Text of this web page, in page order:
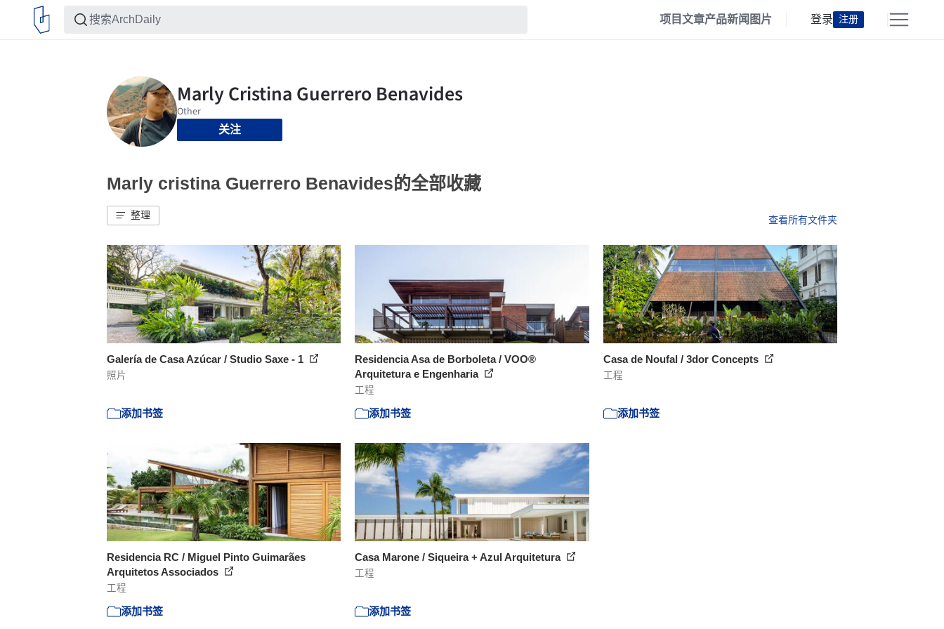
项目文章产品新闻 图片 登录 注册
关注
Marly cristina Guerrero Benavides的全部收藏
整理 查看所有文件夹
Galería de Casa Azúcar / Studio Saxe - 1
照片
添加书签
Residencia Asa de Borboleta / VOO®
Arquitetura e Engenharia
工程
添加书签
Casa de Noufal / 3dor Concepts
工程
添加书签
Residencia RC / Miguel Pinto Guimarães
Arquitetos Associados
工程
添加书签
Casa Marone / Siqueira + Azul Arquitetura
工程
添加书签